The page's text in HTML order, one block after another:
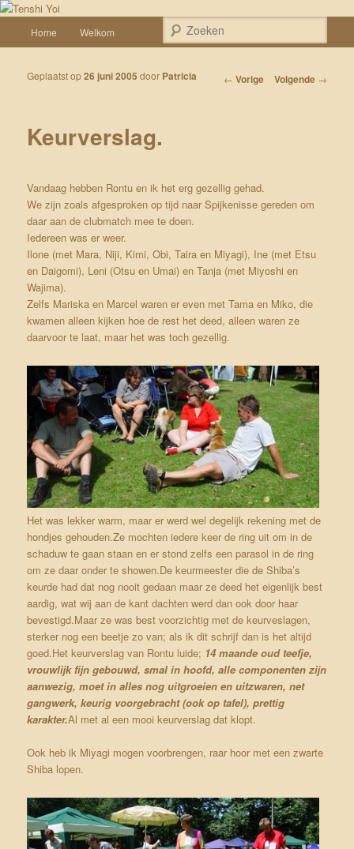
Spring naar de primaire inhoud
Tenshi Yoi
Een weblog over onze Shiba’s (Keiko, Rontu, Miyuki, Tatsu en Yumi)
Home Welkom
Bericht navigatie
← Vorige Volgende →
Keurverslag.
Geplaatst op26 juni 2005 door Patricia
Vandaag hebben Rontu en ik het erg gezellig gehad.
We zijn zoals afgesproken op tijd naar Spijkenisse gereden om
daar aan de clubmatch mee te doen.
Iedereen was er weer.
Ilone (met Mara, Niji, Kimi, Obi, Taira en Miyagi), Ine (met Etsu
en Daigomi), Leni (Otsu en Umai) en Tanja (met Miyoshi en
Wajima).
Zelfs Mariska en Marcel waren er even met Tama en Miko, die
kwamen alleen kijken hoe de rest het deed, alleen waren ze
daarvoor te laat, maar het was toch gezellig.
Het was lekker warm, maar er werd wel degelijk rekening met de
hondjes gehouden.Ze mochten iedere keer de ring uit om in de
schaduw te gaan staan en er stond zelfs een parasol in de ring
om ze daar onder te showen.De keurmeester die de Shiba’s
keurde had dat nog nooit gedaan maar ze deed het eigenlijk best
aardig, wat wij aan de kant dachten werd dan ook door haar
bevestigd.Maar ze was best voorzichtig met de keurveslagen,
sterker nog een beetje zo van; als ik dit schrijf dan is het altijd
goed.Het keurverslag van Rontu luide; 14 maande oud teefje,
vrouwlijk fijn gebouwd, smal in hoofd, alle componenten zijn
aanwezig, moet in alles nog uitgroeien en uitzwaren, net
gangwerk, keurig voorgebracht (ook op tafel), prettig
karakter.Al met al een mooi keurverslag dat klopt.
Ook heb ik Miyagi mogen voorbrengen, raar hoor met een zwarte
Shiba lopen.